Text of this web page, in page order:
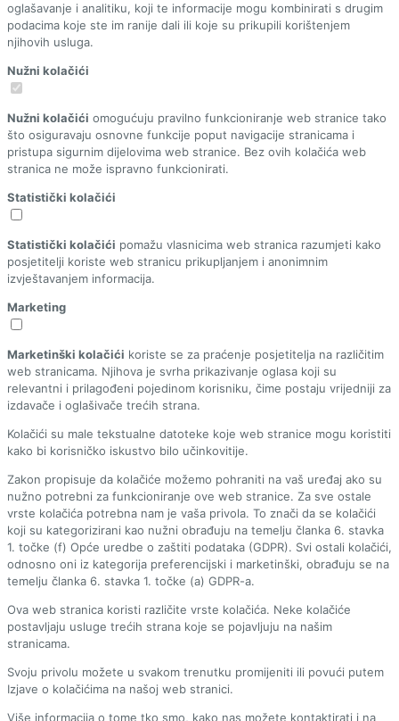
oglašavanje i analitiku, koji te informacije mogu kombinirati s drugim
podacima koje ste im ranije dali ili koje su prikupili korištenjem
njihovih usluga.
Nužni kolačići
Nužni kolačići omogućuju pravilno funkcioniranje web stranice tako
što osiguravaju osnovne funkcije poput navigacije stranicama i
pristupa sigurnim dijelovima web stranice. Bez ovih kolačića web
stranica ne može ispravno funkcionirati.
Statistički kolačići
Statistički kolačići pomažu vlasnicima web stranica razumjeti kako
posjetitelji koriste web stranicu prikupljanjem i anonimnim
izvještavanjem informacija.
Marketing
Marketinški kolačići koriste se za praćenje posjetitelja na različitim
web stranicama. Njihova je svrha prikazivanje oglasa koji su
relevantni i prilagođeni pojedinom korisniku, čime postaju vrijedniji za
izdavače i oglašivače trećih strana.
Kolačići su male tekstualne datoteke koje web stranice mogu koristiti
kako bi korisničko iskustvo bilo učinkovitije.
Zakon propisuje da kolačiće možemo pohraniti na vaš uređaj ako su
nužno potrebni za funkcioniranje ove web stranice. Za sve ostale
vrste kolačića potrebna nam je vaša privola. To znači da se kolačići
koji su kategorizirani kao nužni obrađuju na temelju članka 6. stavka
1. točke (f) Opće uredbe o zaštiti podataka (GDPR). Svi ostali kolačići,
odnosno oni iz kategorija preferencijski i marketinški, obrađuju se na
temelju članka 6. stavka 1. točke (a) GDPR-a.
Ova web stranica koristi različite vrste kolačića. Neke kolačiće
postavljaju usluge trećih strana koje se pojavljuju na našim
stranicama.
Svoju privolu možete u svakom trenutku promijeniti ili povući putem
Izjave o kolačićima na našoj web stranici.
Više informacija o tome tko smo, kako nas možete kontaktirati i na